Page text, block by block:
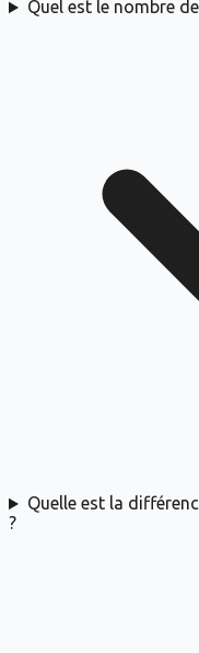
Quel est le nombre
Quelle est la
?